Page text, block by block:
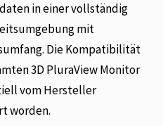
in einer vollständig
mit
Die Kompatibilität
3D PluraView Monitor
vom Hersteller
worden.